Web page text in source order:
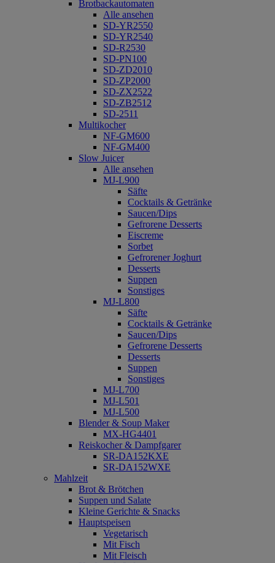
Brotbackautomaten
Alle ansehen
SD-YR2550
SD-YR2540
SD-R2530
SD-PN100
SD-ZD2010
SD-ZP2000
SD-ZX2522
SD-ZB2512
SD-2511
Multikocher
NF-GM600
NF-GM400
Slow Juicer
Alle ansehen
MJ-L900
Säfte
Cocktails & Getränke
Saucen/Dips
Gefrorene Desserts
Eiscreme
Sorbet
Gefrorener Joghurt
Desserts
Suppen
Sonstiges
MJ-L800
Säfte
Cocktails & Getränke
Saucen/Dips
Gefrorene Desserts
Desserts
Suppen
Sonstiges
MJ-L700
MJ-L501
MJ-L500
Blender & Soup Maker
MX-HG4401
Reiskocher & Dampfgarer
SR-DA152KXE
SR-DA152WXE
Mahlzeit
Brot & Brötchen
Suppen und Salate
Kleine Gerichte & Snacks
Hauptspeisen
Vegetarisch
Mit Fisch
Mit Fleisch